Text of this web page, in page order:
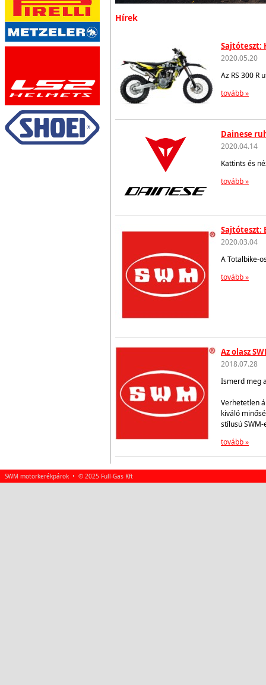
Hírek
Sajtóteszt:
2020.05.20
Az RS 300 R
tovább »
Dainese
2020.04.14
Kattints és
tovább »
Sajtóteszt:
2020.03.04
A Totalbike-
tovább »
Az olasz
2018.07.28
Ismerd meg
Verhetetlen
kiváló
stílusú SWM-
tovább »
SWM motorkerékpárok • © 2025 Full-Gas Kft